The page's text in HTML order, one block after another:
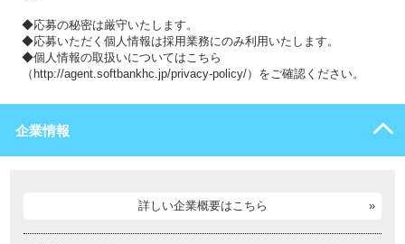
◆応募の秘密は厳守いたします。
◆応募いただく個人情報は採用業務にのみ利用いたします。
◆個人情報の取扱いについてはこちら
（http://agent.softbankhc.jp/privacy-policy/）をご確認ください。
企業情報
詳しい企業概要はこちら